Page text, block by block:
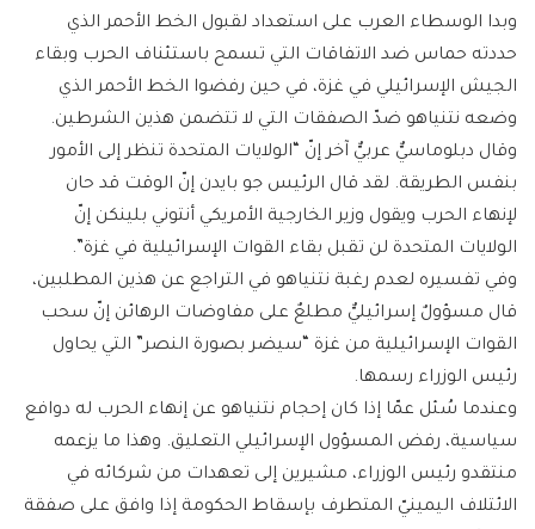
وبدا الوسطاء العرب على استعداد لقبول الخط الأحمر الذي
حددته حماس ضد الاتفاقات التي تسمح باستئناف الحرب وبقاء
الجيش الإسرائيلي في غزة، في حين رفضوا الخط الأحمر الذي
وضعه نتنياهو ضدّ الصفقات التي لا تتضمن هذين الشرطين.
وقال دبلوماسيٌّ عربيٌّ آخر إنّ “الولايات المتحدة تنظر إلى الأمور
بنفس الطريقة. لقد قال الرئيس جو بايدن إنّ الوقت قد حان
لإنهاء الحرب ويقول وزير الخارجية الأمريكي أنتوني بلينكن إنّ
الولايات المتحدة لن تقبل بقاء القوات الإسرائيلية في غزة”.
وفي تفسيره لعدم رغبة نتنياهو في التراجع عن هذين المطلبين،
قال مسؤولٌ إسرائيليٌّ مطلعٌ على مفاوضات الرهائن إنّ سحب
القوات الإسرائيلية من غزة “سيضر بصورة النصر” التي يحاول
رئيس الوزراء رسمها.
وعندما سُئل عمّا إذا كان إحجام نتنياهو عن إنهاء الحرب له دوافع
سياسية، رفض المسؤول الإسرائيلي التعليق. وهذا ما يزعمه
منتقدو رئيس الوزراء، مشيرين إلى تعهدات من شركائه في
الائتلاف اليمينيّ المتطرف بإسقاط الحكومة إذا وافق على صفقة